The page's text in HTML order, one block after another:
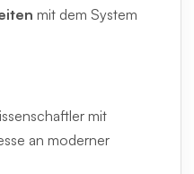
mit dem System
mit
an moderner